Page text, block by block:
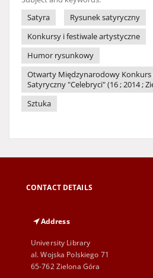
Satyra
Rysunek satyryczny
Konkursy i festiwale artystyczne
Humor rysunkowy
Otwarty Międzynarodowy Konkurs
Satyryczny "Celebryci" (16 ; 2014 ;
Sztuka
CONTACT DETAILS
Address
University Library
al. Wojska Polskiego 71
65-762 Zielona Góra